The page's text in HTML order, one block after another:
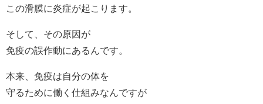
この滑膜に炎症が起こります。
そして、その原因が
免疫の誤作動にあるんです。
本来、免疫は自分の体を
守るために働く仕組みなんですが